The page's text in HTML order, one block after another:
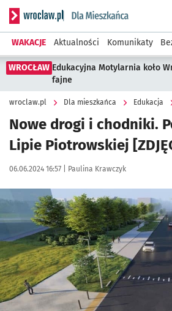
Serwis informacyjny wroclaw.pl
WAKACJE Aktualności Komunikaty
WROCŁAW Edukacyjna Motylarnia koło
fajne
wroclaw.pl Dla mieszkańca Edukacja
Nowe drogi i chodniki.
Lipie Piotrowskiej
Data publikacji:
06.06.2024 16:57 | Autor:
Paulina Krawczyk
Kliknij, aby zobaczyć galerię
Kliknij, aby powiększyć